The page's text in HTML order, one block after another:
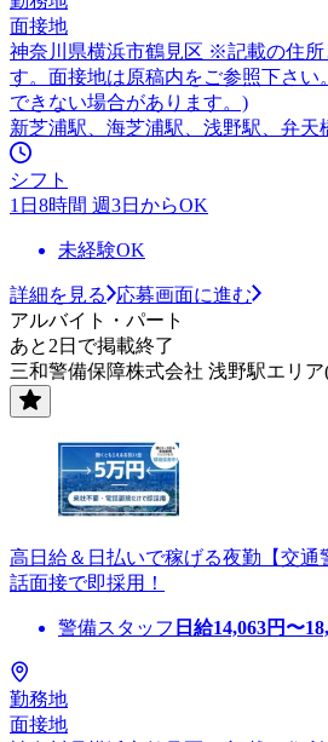
面接地
神奈川県横浜市鶴見区 ※記載の住
す。面接地は原稿内をご参照下さい
できない場合があります。)
新芝浦駅、海芝浦駅、浅野駅、弁天
シフト
1日8時間 週3日からOK
未経験OK
詳細を見る
応募画面に進む
アルバイト・パート
あと2日で掲載終了
三和警備保障株式会社 浅野駅エリ
高日給＆日払いで稼げる夜勤【交通
話面接で即採用！
警備スタッフ 日給14,063円〜
勤務地
面接地